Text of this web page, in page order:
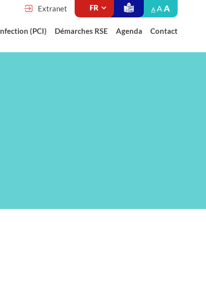
Extranet A AA
(PCI) Démarches RSE Agenda Contact